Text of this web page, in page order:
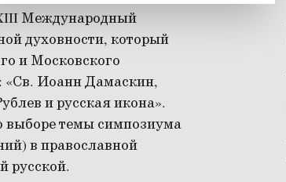
Международный
духовности, который
и Московского
«Св. Иоанн Дамаскин,
и русская икона».
выборе темы симпозиума
в православной
русской.